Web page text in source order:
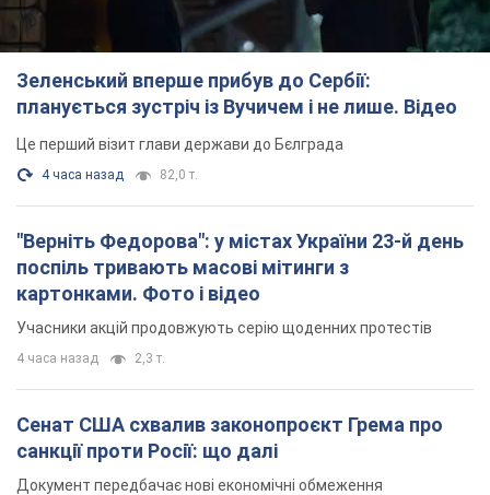
Зеленський вперше прибув до Сербії:
планується зустріч із Вучичем і не лише. Відео
Це перший візит глави держави до Бєлграда
4 часа назад 82,0 т.
"Верніть Федорова": у містах України 23-й день
поспіль тривають масові мітинги з
картонками. Фото і відео
Учасники акцій продовжують серію щоденних протестів
4 часа назад 2,3 т.
Сенат США схвалив законопроєкт Грема про
санкції проти Росії: що далі
Документ передбачає нові економічні обмеження